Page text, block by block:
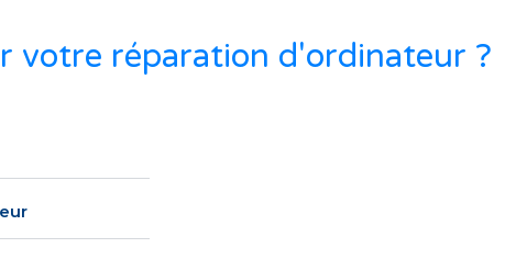
votre réparation d'ordinateur ?